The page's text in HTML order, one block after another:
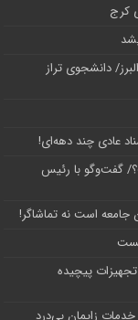
دانشجوی تراز
عادی چند‌ دهه‌ای!
گفت‌وگو با رئیس
است نه تماشاگر!
پیچیده